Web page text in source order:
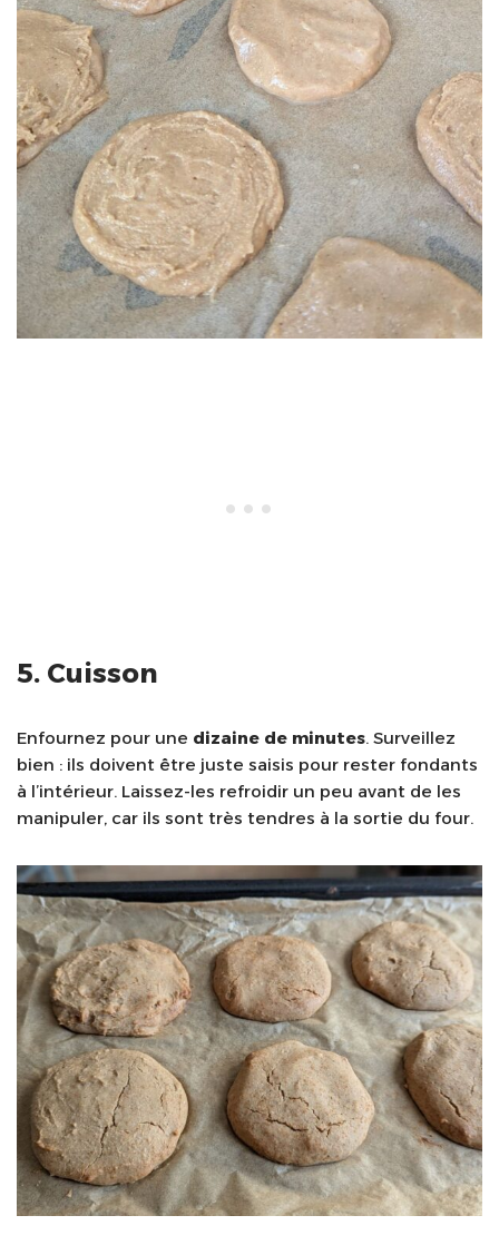
5. Cuisson
Enfournez pour une dizaine de minutes. Surveillez
bien : ils doivent être juste saisis pour rester fondants
à l’intérieur. Laissez-les refroidir un peu avant de les
manipuler, car ils sont très tendres à la sortie du four.